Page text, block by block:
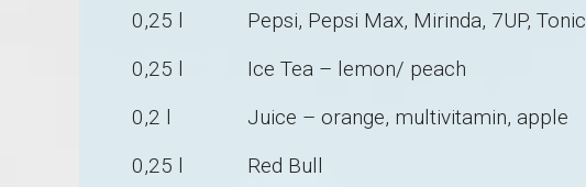
0,25 l
Pepsi, Pepsi Max, Mirinda, 7UP, Tonic
0,25 l
Ice Tea – lemon/ peach
0,2 l
Juice – orange, multivitamin, apple
0,25 l
Red Bull